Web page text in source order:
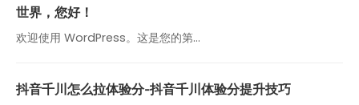
世界，您好！
欢迎使用 WordPress。这是您的第…
抖音千川怎么拉体验分-抖音千川体验分提升技巧